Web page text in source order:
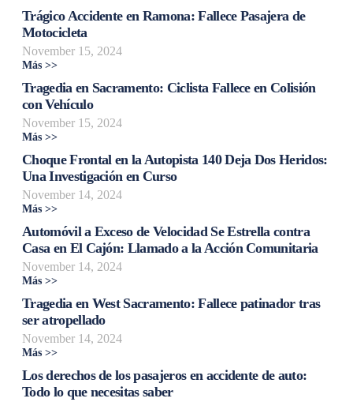
Trágico Accidente en Ramona: Fallece Pasajera de
Motocicleta
November 15, 2024
Más >>
Tragedia en Sacramento: Ciclista Fallece en Colisión
con Vehículo
November 15, 2024
Más >>
Choque Frontal en la Autopista 140 Deja Dos Heridos:
Una Investigación en Curso
November 14, 2024
Más >>
Automóvil a Exceso de Velocidad Se Estrella contra
Casa en El Cajón: Llamado a la Acción Comunitaria
November 14, 2024
Más >>
Tragedia en West Sacramento: Fallece patinador tras
ser atropellado
November 14, 2024
Más >>
Los derechos de los pasajeros en accidente de auto:
Todo lo que necesitas saber